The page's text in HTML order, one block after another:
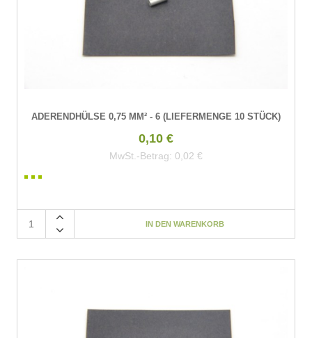
ADERENDHÜLSE 0,75 MM² - 6 (LIEFERMENGE 10 STÜCK)
0,10 €
MwSt.-Betrag: 0,02 €